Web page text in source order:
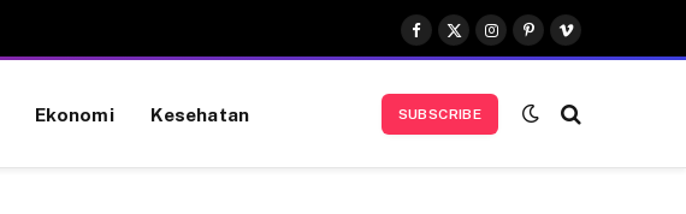
Facebook
X
(Twitter)
Instagram
Pinterest
Vimeo
Ekonomi Kesehatan SUBSCRIBE